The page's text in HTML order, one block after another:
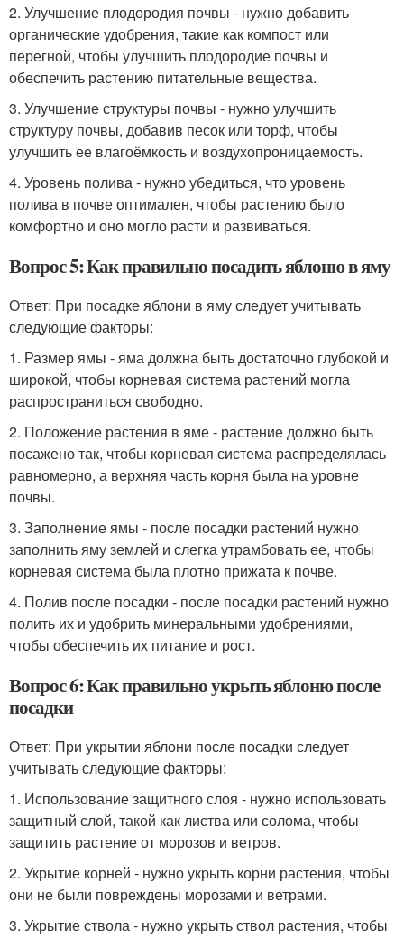
2. Улучшение плодородия почвы - нужно добавить
органические удобрения, такие как компост или
перегной, чтобы улучшить плодородие почвы и
обеспечить растению питательные вещества.
3. Улучшение структуры почвы - нужно улучшить
структуру почвы, добавив песок или торф, чтобы
улучшить ее влагоёмкость и воздухопроницаемость.
4. Уровень полива - нужно убедиться, что уровень
полива в почве оптимален, чтобы растению было
комфортно и оно могло расти и развиваться.
Вопрос 5: Как правильно посадить яблоню в яму
Ответ: При посадке яблони в яму следует учитывать
следующие факторы:
1. Размер ямы - яма должна быть достаточно глубокой и
широкой, чтобы корневая система растений могла
распространиться свободно.
2. Положение растения в яме - растение должно быть
посажено так, чтобы корневая система распределялась
равномерно, а верхняя часть корня была на уровне
почвы.
3. Заполнение ямы - после посадки растений нужно
заполнить яму землей и слегка утрамбовать ее, чтобы
корневая система была плотно прижата к почве.
4. Полив после посадки - после посадки растений нужно
полить их и удобрить минеральными удобрениями,
чтобы обеспечить их питание и рост.
Вопрос 6: Как правильно укрыть яблоню после
посадки
Ответ: При укрытии яблони после посадки следует
учитывать следующие факторы:
1. Использование защитного слоя - нужно использовать
защитный слой, такой как листва или солома, чтобы
защитить растение от морозов и ветров.
2. Укрытие корней - нужно укрыть корни растения, чтобы
они не были повреждены морозами и ветрами.
3. Укрытие ствола - нужно укрыть ствол растения, чтобы